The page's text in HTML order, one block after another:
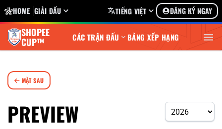
HOME GIẢI ĐẤU TIẾNG VIỆT ĐĂNG KÝ NGAY
SHOPEE
CUP™ CÁC TRẬN ĐẤU BẢNG XẾP HẠNG
MẶT SAU
PREVIEW